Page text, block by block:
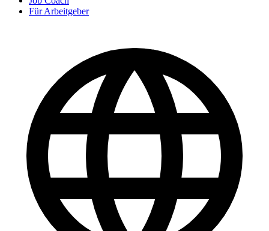
Für Arbeitgeber